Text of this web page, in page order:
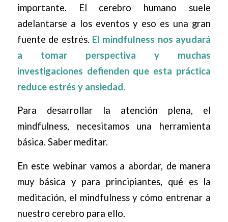
importante. El cerebro humano suele
adelantarse a los eventos y eso es una gran
fuente de estrés. El mindfulness nos ayudará
a tomar perspectiva y muchas
investigaciones defienden que esta práctica
reduce estrés y ansiedad.
Para desarrollar la atención plena, el
mindfulness, necesitamos una herramienta
básica. Saber meditar.
En este webinar vamos a abordar, de manera
muy básica y para principiantes, qué es la
meditación, el mindfulness y cómo entrenar a
nuestro cerebro para ello.